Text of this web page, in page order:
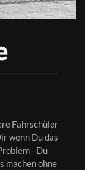
Fahrschüler
wenn Du das
- Du
machen ohne